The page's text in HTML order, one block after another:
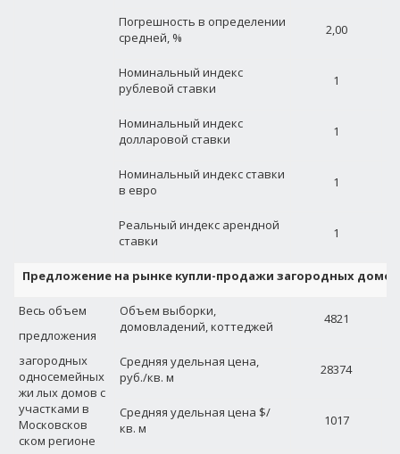
Погрешность в определении
средней, %
2,00
Номинальный индекс
рублевой ставки
1
Номинальный индекс
долларовой ставки
1
Номинальный индекс ставки
в евро
1
Реальный индекс арендной
ставки
1
Предложение на рынке купли-продажи загородных
Весь объем
предложения
загородных
односемейных
жи лых домов с
участками в
Московсков
ском регионе
Объем выборки,
домовладений, коттеджей
4821
Средняя удельная цена,
руб./кв. м
28374
Средняя удельная цена $/
кв. м
1017